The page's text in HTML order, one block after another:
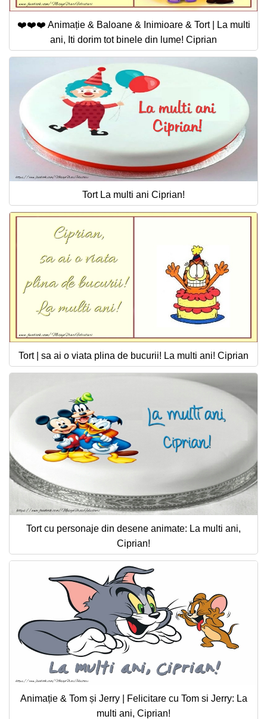
❤️❤️❤️ Animație & Baloane & Inimioare & Tort | La multi
ani, Iti dorim tot binele din lume! Ciprian
Tort La multi ani Ciprian!
Tort | sa ai o viata plina de bucurii! La multi ani! Ciprian
Tort cu personaje din desene animate: La multi ani,
Ciprian!
Animație & Tom și Jerry | Felicitare cu Tom si Jerry: La
multi ani, Ciprian!